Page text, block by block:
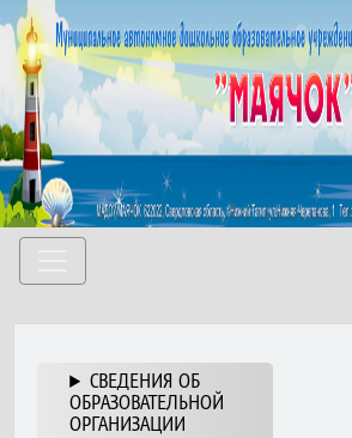
СВЕДЕНИЯ ОБ
ОБРАЗОВАТЕЛЬНОЙ
ОРГАНИЗАЦИИ